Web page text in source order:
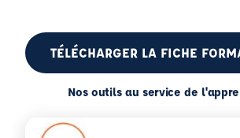
TÉLÉCHARGER LA FICHE
Nos outils au service de